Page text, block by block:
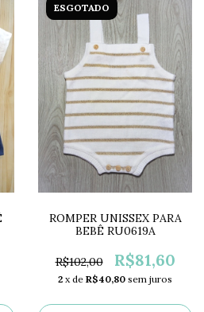
ESGOTADO
ROMPER UNISSEX PARA
BEBÊ RU0619A
R$102,00 R$81,60
2 x de R$40,80 sem juros